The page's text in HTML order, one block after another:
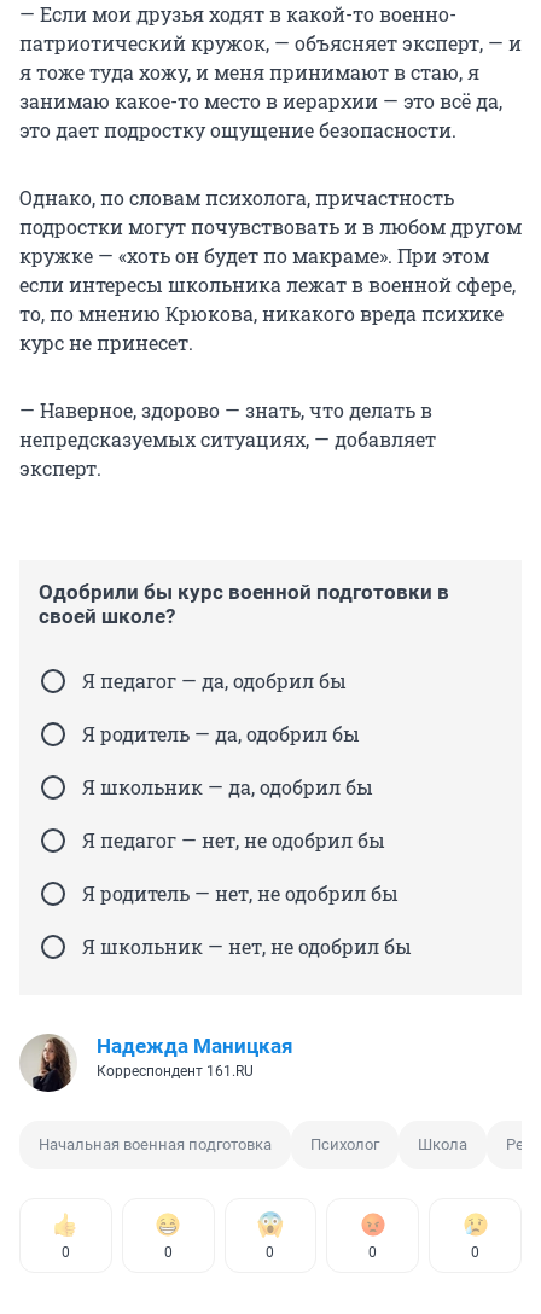
— Если мои друзья ходят в какой-то военно-
патриотический кружок, — объясняет эксперт, — и
я тоже туда хожу, и меня принимают в стаю, я
занимаю какое-то место в иерархии — это всё да,
это дает подростку ощущение безопасности.
Однако, по словам психолога, причастность
подростки могут почувствовать и в любом другом
кружке — «хоть он будет по макраме». При этом
если интересы школьника лежат в военной сфере,
то, по мнению Крюкова, никакого вреда психике
курс не принесет.
— Наверное, здорово — знать, что делать в
непредсказуемых ситуациях, — добавляет
эксперт.
Одобрили бы курс военной подготовки в
своей школе?
Я педагог — да, одобрил бы
Я родитель — да, одобрил бы
Я школьник — да, одобрил бы
Я педагог — нет, не одобрил бы
Я родитель — нет, не одобрил бы
Я школьник — нет, не одобрил бы
Надежда Маницкая
Корреспондент 161.RU
Начальная военная подготовка Психолог Школа
0 0 0 0 0